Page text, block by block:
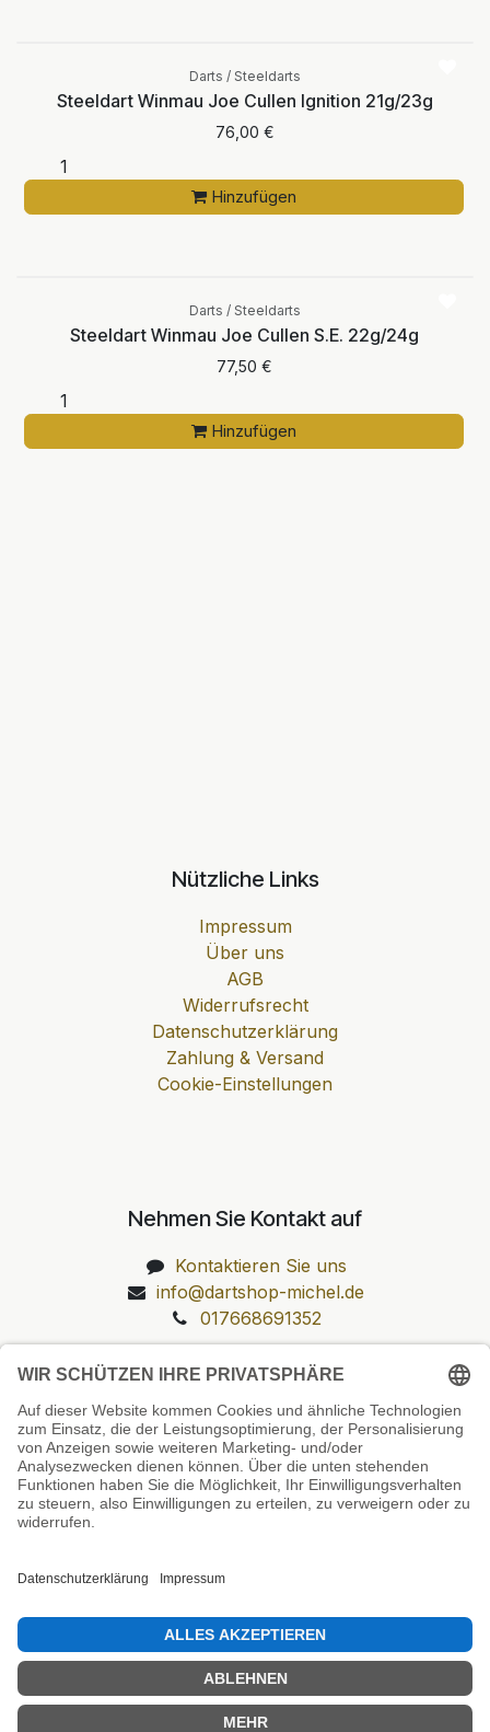
Darts / Steeldarts
Steeldart Winmau Joe Cullen Ignition 21g/23g
76,00 €
Hinzufügen
Darts / Steeldarts
Steeldart Winmau Joe Cullen S.E. 22g/24g
77,50 €
Hinzufügen
Nützliche Links
Impressum
Über uns
AGB
Widerrufsrecht
Datenschutzerklärung
Zahlung & Versand
Cookie-Einstellungen
Nehmen Sie Kontakt auf
Kontaktieren Sie uns
info@dartshop-michel.de
017668691352
Unsere Prüfsiegel